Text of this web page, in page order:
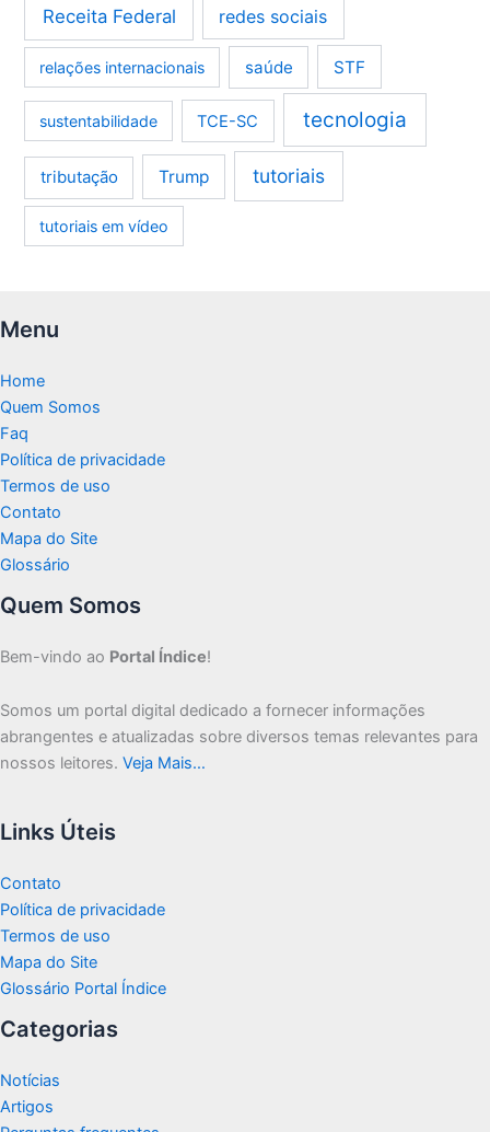
Receita Federal redes sociais
relações internacionais saúde STF
sustentabilidade TCE-SC tecnologia
tributação Trump tutoriais
tutoriais em vídeo
Menu
Home
Quem Somos
Faq
Política de privacidade
Termos de uso
Contato
Mapa do Site
Glossário
Quem Somos
Bem-vindo ao Portal Índice!
Somos um portal digital dedicado a fornecer informações
abrangentes e atualizadas sobre diversos temas relevantes para
nossos leitores. Veja Mais…
Links Úteis
Contato
Política de privacidade
Termos de uso
Mapa do Site
Glossário Portal Índice
Categorias
Notícias
Artigos